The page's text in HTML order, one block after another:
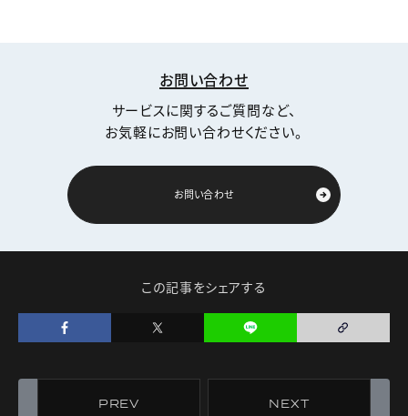
お問い合わせ
サービスに関するご質問など、
お気軽にお問い合わせください。
お問い合わせ
この記事をシェアする
PREV NEXT